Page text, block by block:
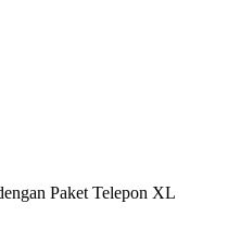
Paket Telepon XL